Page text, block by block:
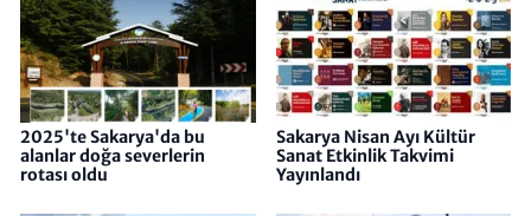
2025'te Sakarya'da bu
alanlar doğa severlerin
rotası oldu
Sakarya Nisan Ayı Kültür
Sanat Etkinlik Takvimi
Yayınlandı